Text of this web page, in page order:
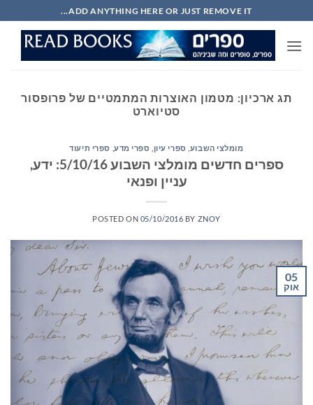
to
content
ADD ANYTHING HERE OR JUST REMOVE IT...
תג ארכיון: מטמון האוצרות המתמטיים של פרופסור
סטיוארט
מומלצי השבוע ספרי עיון, ספרי מדע, ספרי תיעוד
ספרים חדשים מומלצי השבוע 5/10/16: ידע,
עניין ופנאי
POSTED ON 05/10/2016 BY ZNOY
05
אוק